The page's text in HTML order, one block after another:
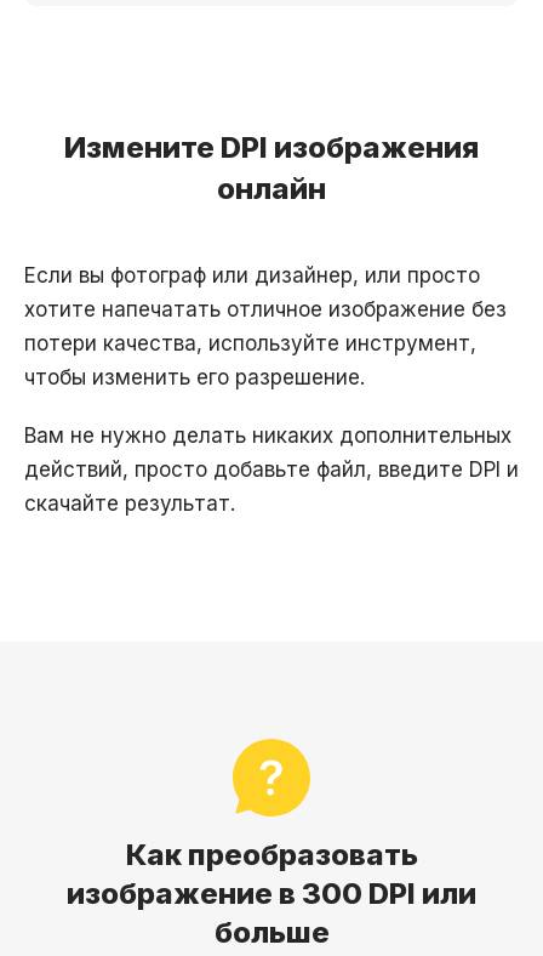
Измените DPI изображения
онлайн
Если вы фотограф или дизайнер, или просто
хотите напечатать отличное изображение без
потери качества, используйте инструмент,
чтобы изменить его разрешение.
Вам не нужно делать никаких дополнительных
действий, просто добавьте файл, введите DPI и
скачайте результат.
Как преобразовать
изображение в 300 DPI или
больше